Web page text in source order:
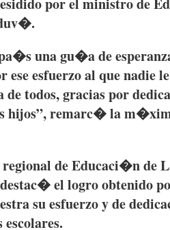
.
unagu�ade
eseesfuerzoal quenadiele
detodos,graciaspor
hijos”,remarc�la
regional deEducaci�nde
destac�el logroobtenido
suesfuerzoy de
escolares.